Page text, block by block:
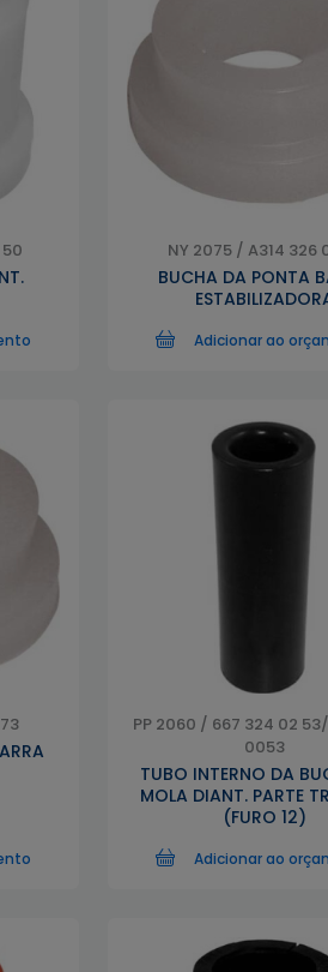
NY 2075 / A314 326
BUCHA DA PONTA
Adicionar ao
PP 2060 / 667 324 02
0053
TUBO INTERNO DA
MOLA DIANT. PARTE
(FURO 12)
Adicionar ao